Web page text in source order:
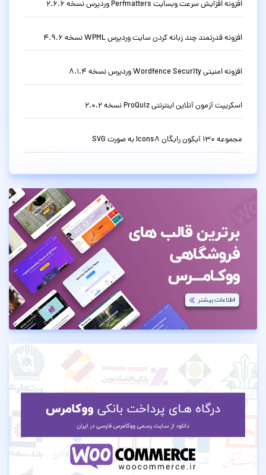
افزونه افزایش سرعت وبسایت Perfmatters وردپرس نسخه 2.6.6
افزونه قدرتمند چند زبانه کردن سایت وردپرس WPML نسخه 4.9.6
افزونه امنیتی Wordfence Security وردپرس نسخه 8.1.4
اسکریپت آزمون آنلاین اینترنتی ProQuiz نسخه 2.0.2
مجموعه 130 آیکون رایگان Icons8 به صورت SVG